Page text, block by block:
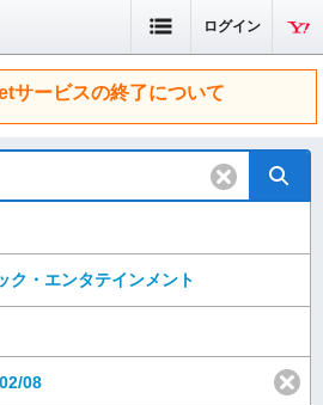
ログイン
サービスの終了について
ク・エンタテインメント
08